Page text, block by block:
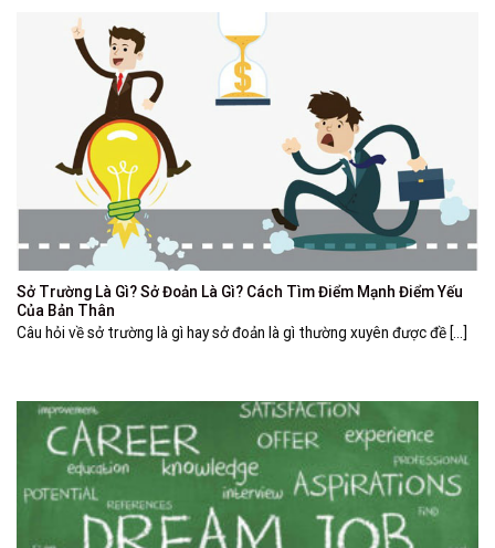
Sở Trường Là Gì? Sở Đoản Là Gì? Cách Tìm Điểm Mạnh Điểm Yếu
Của Bản Thân
Câu hỏi về sở trường là gì hay sở đoản là gì thường xuyên được đề [...]